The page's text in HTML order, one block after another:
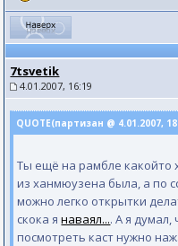
7tsvetik
4.01.2007, 16:19
QUOTE(партизан @ 4.01.2007,
Ты ещё на рамбле какойто
из ханмюузена была, а по
можно легко открытки
скока янаваял.... А я
посмотреть каст нужно